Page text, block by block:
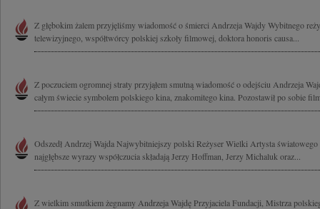
Z głębokim żalem przyjęliśmy wiadomość o śmierci Andrzeja Wajdy Wybitnego
telewizyjnego, współtwórcy polskiej szkoły filmowej, doktora honoris causa...
Z poczuciem ogromnej straty przyjąłem smutną wiadomość o odejściu Andrzeja
całym świecie symbolem polskiego kina, znakomitego kina. Pozostawił po sobie
Odszedł Andrzej Wajda Najwybitniejszy polski Reżyser Wielki Artysta
najgłębsze wyrazy współczucia składają Jerzy Hoffman, Jerzy Michaluk oraz...
Z wielkim smutkiem żegnamy Andrzeja Wajdę Przyjaciela Fundacji, Mistrza